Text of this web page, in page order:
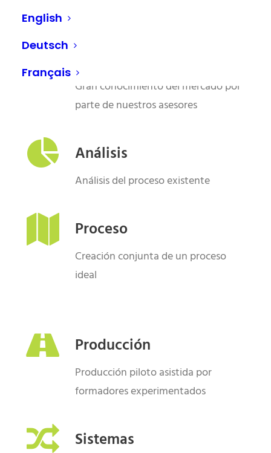
English
Deutsch
Français
Gran conocimiento del mercado por
parte de nuestros asesores
Análisis
Análisis del proceso existente
Proceso
Creación conjunta de un proceso
ideal
Producción
Producción piloto asistida por
formadores experimentados
Sistemas